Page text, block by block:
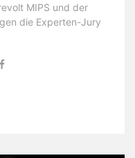
MIPS und der
die Experten-Jury